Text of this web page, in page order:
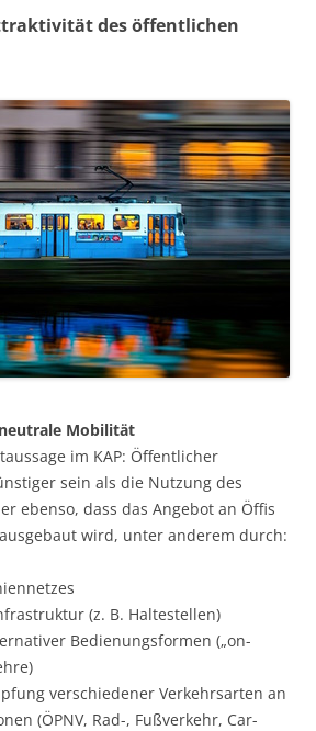
des öffentlichen
Mobilität
im KAP: Öffentlicher
sein als die Nutzung des
ebenso, dass das Angebot an Öffis
wird, unter anderem durch:
(z. B. Haltestellen)
Bedienungsformen („on-
verschiedener Verkehrsarten an
(ÖPNV, Rad-, Fußverkehr, Car-